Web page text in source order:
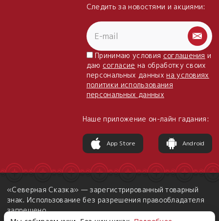
Следить за новостями и акциями:
Принимаю условия соглашения и
даю согласие на обработку своих
персональных данныхна условиях
политики использования
персональных данных
Наше приложение он-лайн гадания:
App Store Android
«Северная Сказка» — зарегистрированный товарный
знак. Использование без разрешения правообладателя
запрещено.